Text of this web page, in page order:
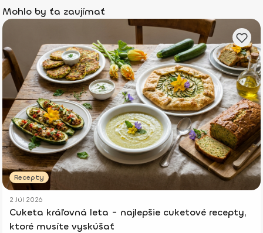
Mohlo by ťa zaujímať
Recepty
2 Júl 2026
Cuketa kráľovná leta - najlepšie cuketové recepty,
ktoré musíte vyskúšať